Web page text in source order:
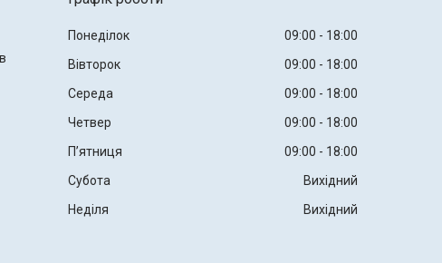
Понеділок 09:00
18:00
Вівторок
09:00
18:00
Середа
09:00
18:00
Четвер
09:00
18:00
Пʼятниця
09:00
18:00
Субота
Вихідний
Неділя
Вихідний